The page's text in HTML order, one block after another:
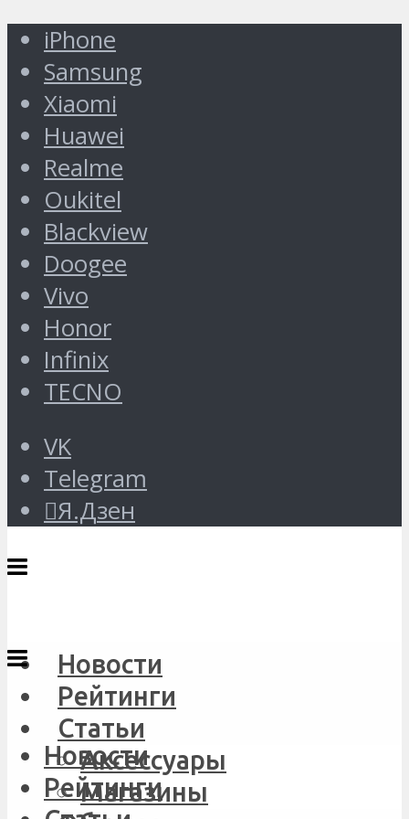
iPhone
Samsung
Xiaomi
Huawei
Realme
Oukitel
Blackview
Doogee
Vivo
Honor
Infinix
TECNO
VK
Telegram
Я.Дзен
Новости
Рейтинги
Статьи
Аксессуары
Магазины
Новости
Рейтинги